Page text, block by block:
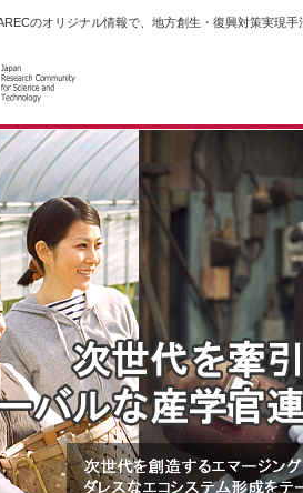
のオリジナル情報で、地方創生・復興対策実現